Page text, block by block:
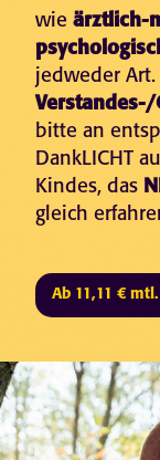
wieärztlich-
jedweder
bitte an
DankLICHT
Kindes, das
gleich
Ab 11,11 €